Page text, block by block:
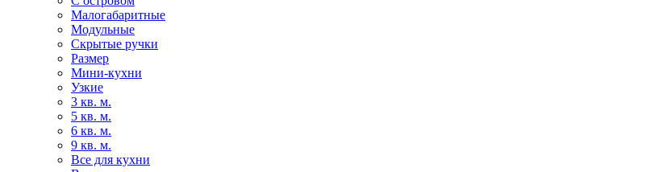
Малогабаритные
Модульные
Скрытые ручки
Размер
Мини-кухни
Узкие
3 кв. м.
5 кв. м.
6 кв. м.
9 кв. м.
Все для кухни